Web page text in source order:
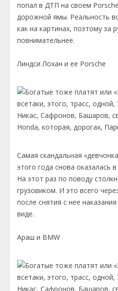
попал в ДТП на своем
дорожной ямы. Реальность
как на картинах, поэтому за
повнимательнее.
Линдси Лохан и ее Porsche
Самая скандальная
этого года снова оказалась
На этот раз по поводу
грузовиком. И это всего
после снятия с нее
виде.
Араш и BMW